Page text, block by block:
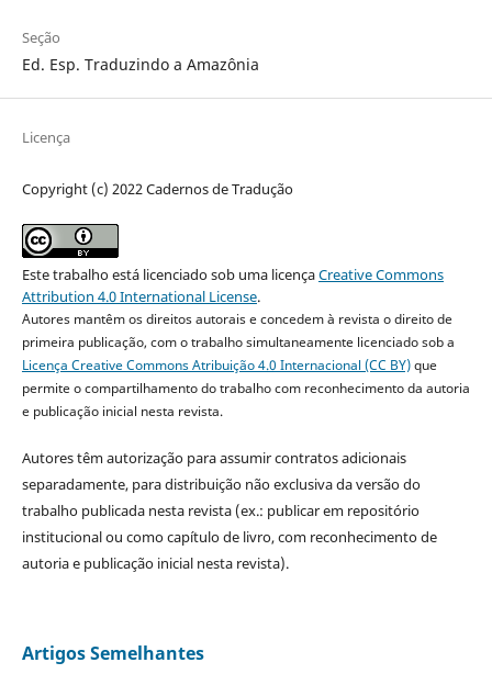
Seção
Ed. Esp. Traduzindo a Amazônia
Licença
Copyright (c) 2022 Cadernos de Tradução
Este trabalho está licenciado sob uma licençaCreative Commons
Attribution 4.0 International License.
Autores mantêm os direitos autorais e concedem à revista o direito de
primeira publicação, com o trabalho simultaneamente licenciado sob a
Licença Creative Commons Atribuição 4.0 Internacional (CC BY)que
permite o compartilhamento do trabalho com reconhecimento da autoria
e publicação inicial nesta revista.
Autores têm autorização para assumir contratos adicionais
separadamente, para distribuição não exclusiva da versão do
trabalho publicada nesta revista (ex.: publicar em repositório
institucional ou como capítulo de livro, com reconhecimento de
autoria e publicação inicial nesta revista).
Artigos Semelhantes